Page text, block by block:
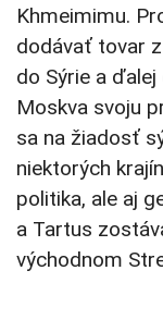
Khmeimimu.
dodávať tovar
do Sýrie a
Moskva svoju
sa na žiadosť
niektorých
politika, ale aj
a Tartus
východnom